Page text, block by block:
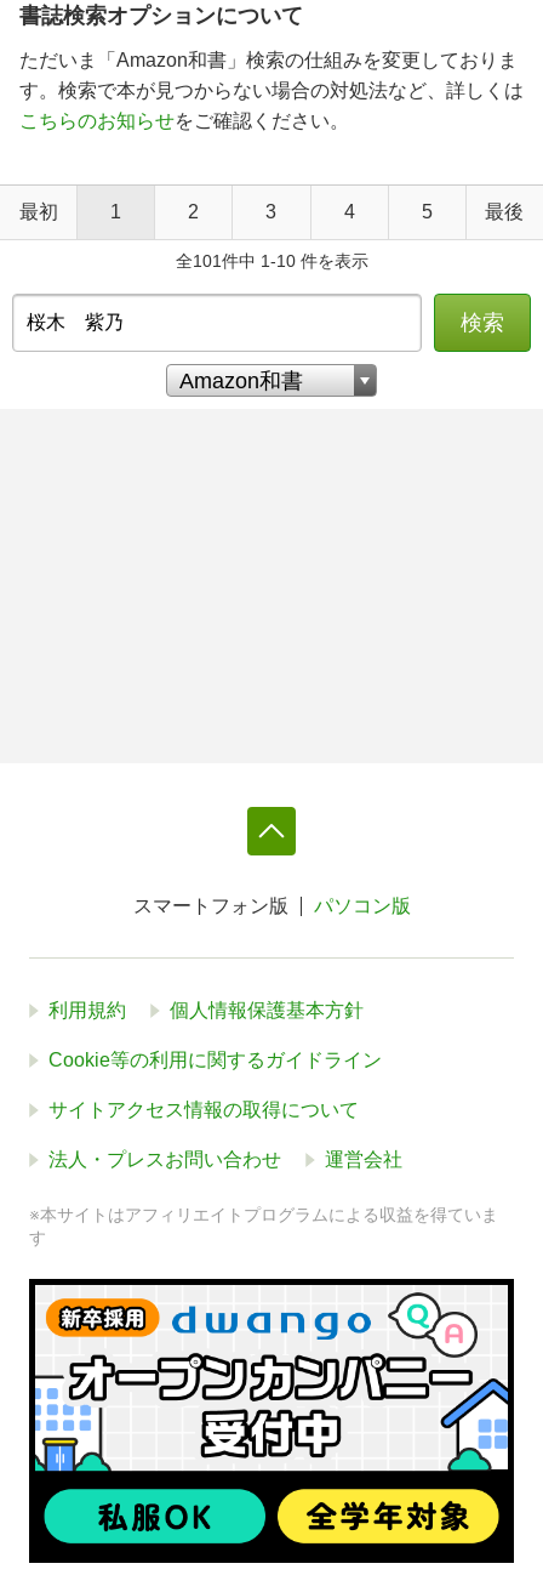
書誌検索オプションについて
ただいま「Amazon和書」検索の仕組みを変更しておりま
す。検索で本が見つからない場合の対処法など、詳しくは
こちらのお知らせをご確認ください。
最初 1 2 3 4 5 最後
全101件中 1-10 件を表示
検索
スマートフォン版 パソコン版
利用規約 個人情報保護基本方針
Cookie等の利用に関するガイドライン
サイトアクセス情報の取得について
法人・プレスお問い合わせ 運営会社
※本サイトはアフィリエイトプログラムによる収益を得ていま
す